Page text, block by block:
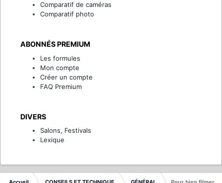
Comparatif de caméras
Comparatif photo
ABONNÉS PREMIUM
Les formules
Mon compte
Créer un compte
FAQ Premium
DIVERS
Salons, Festivals
Lexique